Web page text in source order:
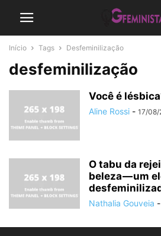
Início Tags Desfeminilização
desfeminilização
Você é
Aline Rossi - 17/08/
O tabu da
beleza — um
Nathalia Gouveia -